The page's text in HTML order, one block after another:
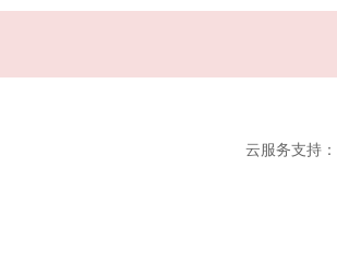
云服务支持